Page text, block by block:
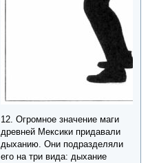
12. Огромное значение маги
древней Мексики придавали
дыханию. Они подразделяли
его на три вида: дыхание